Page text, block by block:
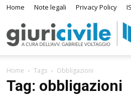
Home Note legali Privacy Policy
Home Tags Obbligazioni
Tag: obbligazioni